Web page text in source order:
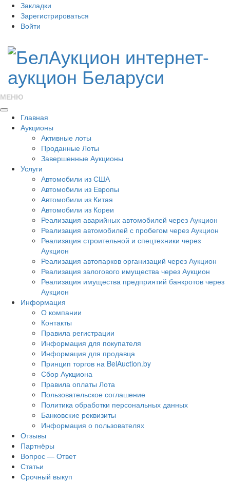
Закладки
Зарегистрироваться
Войти
МЕНЮ
Главная
Аукционы
Активные лоты
Проданные Лоты
Завершенные Аукционы
Услуги
Автомобили из США
Автомобили из Европы
Автомобили из Китая
Автомобили из Кореи
Реализация аварийных автомобилей через Аукцион
Реализация автомобилей с пробегом через Аукцион
Реализация строительной и спецтехники через
Аукцион
Реализация автопарков организаций через Аукцион
Реализация залогового имущества через Аукцион
Реализация имущества предприятий банкротов через
Аукцион
Информация
О компании
Контакты
Правила регистрации
Информация для покупателя
Информация для продавца
Принцип торгов на BelAuction.by
Сбор Аукциона
Правила оплаты Лота
Пользовательское соглашение
Политика обработки персональных данных
Банковские реквизиты
Информация о пользователях
Отзывы
Партнёры
Вопрос — Ответ
Статьи
Срочный выкуп